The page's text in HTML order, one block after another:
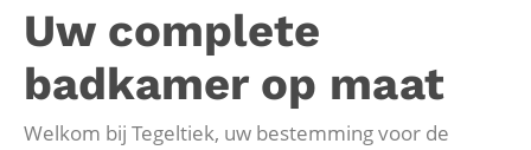
Uw complete
badkamer op maat
Welkom bij Tegeltiek, uw bestemming voor de